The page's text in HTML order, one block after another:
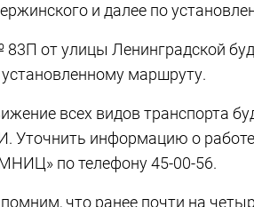
и далее по
от улицы Ленинградской
маршруту.
всех видов транспорта
Уточнить информацию о
по телефону 45-00-56.
что ранее почти на